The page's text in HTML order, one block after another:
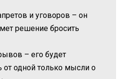
и уговоров – он
решение бросить
– его будет
от одной только мысли о